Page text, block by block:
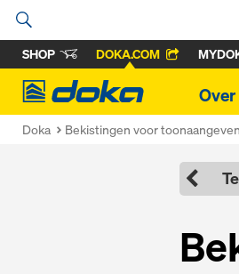
SHOP DOKA.COM
Doka
Doka Bekistingen voor